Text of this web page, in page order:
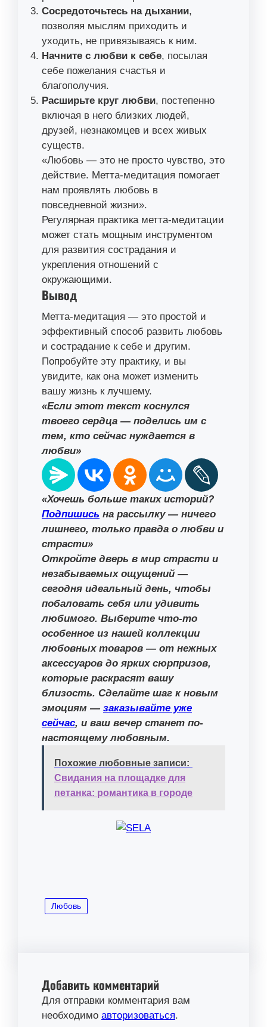
Сосредоточьтесь на дыхании,
позволяя мыслям приходить и
уходить, не привязываясь к ним.
Начните с любви к себе, посылая
себе пожелания счастья и
благополучия.
Расширьте круг любви, постепенно
включая в него близких людей,
друзей, незнакомцев и всех живых
существ.
«Любовь — это не просто чувство, это
действие. Метта-медитация помогает
нам проявлять любовь в
повседневной жизни».
Регулярная практика метта-медитации
может стать мощным инструментом
для развития сострадания и
укрепления отношений с
окружающими.
Вывод
Метта-медитация — это простой и
эффективный способ развить любовь
и сострадание к себе и другим.
Попробуйте эту практику, и вы
увидите, как она может изменить
вашу жизнь к лучшему.
«Если этот текст коснулся
твоего сердца — поделись им с
тем, кто сейчас нуждается в
любви»
«Хочешь больше таких историй?
Подпишись на рассылку — ничего
лишнего, только правда о любви и
страсти»
Откройте дверь в мир страсти и
незабываемых ощущений —
сегодня идеальный день, чтобы
побаловать себя или удивить
любимого. Выберите что-то
особенное из нашей коллекции
любовных товаров — от нежных
аксессуаров до ярких сюрпризов,
которые раскрасят вашу
близость. Сделайте шаг к новым
эмоциям — заказывайте уже
сейчас, и ваш вечер станет по-
настоящему любовным.
Похожие любовные записи:
Свидания на площадке для
петанка: романтика в городе
Любовь
Добавить комментарий
Для отправки комментария вам
необходимо авторизоваться.